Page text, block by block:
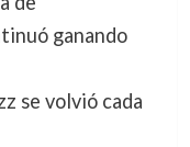
ganando
se volvió cada